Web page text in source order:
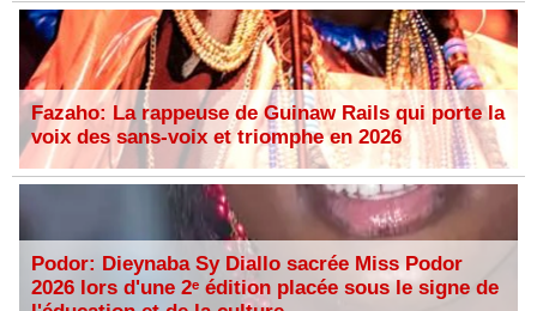
Fazaho: La rappeuse de Guinaw Rails qui porte la
voix des sans-voix et triomphe en 2026
Podor: Dieynaba Sy Diallo sacrée Miss Podor
2026 lors d'une 2ᵉ édition placée sous le signe de